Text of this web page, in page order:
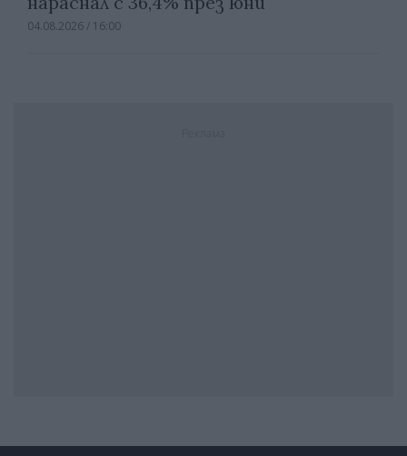
04.08.2026 / 16:00